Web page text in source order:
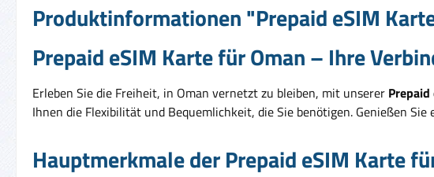
Produktinformationen "Prepaid eSIM
Prepaid eSIM Karte für Oman – Ihre
Erleben Sie die Freiheit, in Oman vernetzt zu bleiben, mit unserer
Ihnen die Flexibilität und Bequemlichkeit, die Sie benötigen. Genießen
Hauptmerkmale der Prepaid eSIM Karte